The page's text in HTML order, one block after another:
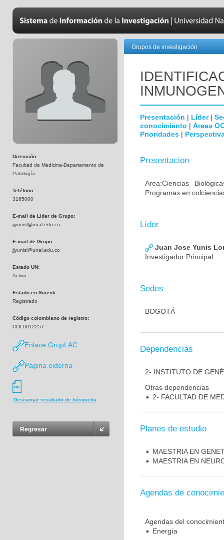
Dirección:
Facultad de Medicina-Departamento de
Patología
Teléfono:
3165000
E-mail de Líder de Grupo:
jjyunisl@unal.edu.co
E-mail de Grupo:
jjyunisl@unal.edu.co
Estado UN:
Activo
Estado en Scienti:
Registrado
Código colombiano de registro:
COL0012257
Enlace GrupLAC
Página externa
Descargar resultado de búsqueda
Regresar
Grupos de investigación
Presentación | Líder|
conocimiento | Áreas
Prioridades |
Presentacion
Area:Ciencias
Programas en
Líder
Juan Jose Yunis
Investigador Principal
Sedes
BOGOTÁ
Dependencias
2- INSTITUTO DE
Otras dependencias
2- FACULTAD DE
Planes de estudio
MAESTRIA EN
MAESTRIA EN
Agendas de
Agendas del
Energía